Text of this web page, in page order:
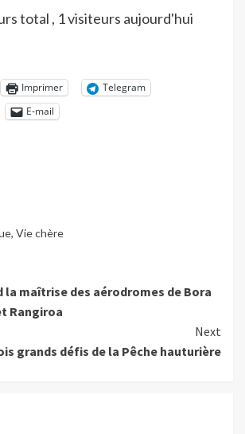
total , 1 visiteurs aujourd'hui
Imprimer
Telegram
E-mail
, Vie chère
la maîtrise des aérodromes de Bora
Rangiroa
Next
grands défis de la Pêche hauturière